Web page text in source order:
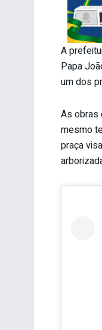
A
Papa
um dos
As obras
mesmo
praça